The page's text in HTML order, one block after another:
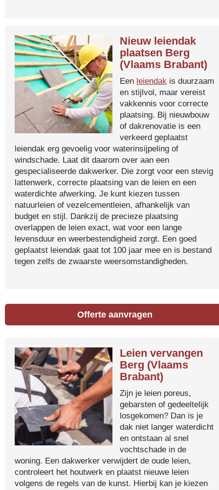
Nieuw leiendak
plaatsen Berg
(Vlaams Brabant)
Een leiendak is duurzaam
en stijlvol, maar vereist
vakkennis voor correcte
plaatsing. Bij nieuwbouw
of dakrenovatie is een
verkeerd geplaatst
leiendak erg gevoelig voor waterinsijpeling of
windschade. Laat dit daarom over aan een
gespecialiseerde dakwerker. Die zorgt voor een stevig
lattenwerk, correcte plaatsing van de leien en een
waterdichte afwerking. Je kunt kiezen tussen
natuurleien of vezelcementleien, afhankelijk van
budget en stijl. Dankzij de precieze plaatsing
overlappen de leien exact, wat voor een lange
levensduur en weerbestendigheid zorgt. Een goed
geplaatst leiendak gaat tot 100 jaar mee en is bestand
tegen zelfs de zwaarste weersomstandigheden.
Offerte aanvragen
Leien vervangen
Berg (Vlaams
Brabant)
Zijn je leien poreus,
gebarsten of gedeeltelijk
losgekomen? Dan is je
dak niet langer waterdicht
en ontstaan al snel
vochtschade in de
woning. Een dakwerker verwijdert de oude leien,
controleert het houtwerk en plaatst nieuwe leien
volgens de regels van de kunst. Hierbij kan je kiezen